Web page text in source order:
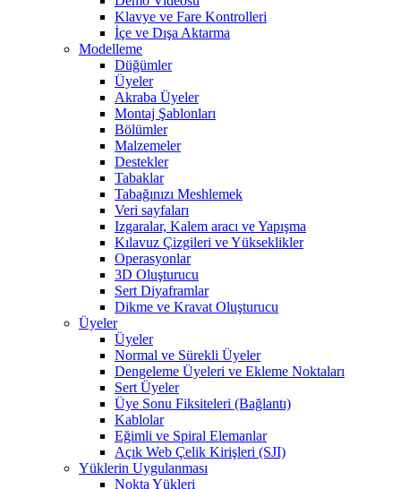
Klavye ve Fare Kontrolleri
İçe ve Dışa Aktarma
Modelleme
Düğümler
Üyeler
Akraba Üyeler
Montaj Şablonları
Bölümler
Malzemeler
Destekler
Tabaklar
Tabağınızı Meshlemek
Veri sayfaları
Izgaralar, Kalem aracı ve Yapışma
Kılavuz Çizgileri ve Yükseklikler
Operasyonlar
3D Oluşturucu
Sert Diyaframlar
Dikme ve Kravat Oluşturucu
Üyeler
Üyeler
Normal ve Sürekli Üyeler
Dengeleme Üyeleri ve Ekleme Noktaları
Sert Üyeler
Üye Sonu Fiksiteleri (Bağlantı)
Kablolar
Eğimli ve Spiral Elemanlar
Açık Web Çelik Kirişleri (SJI)
Yüklerin Uygulanması
Nokta Yükleri